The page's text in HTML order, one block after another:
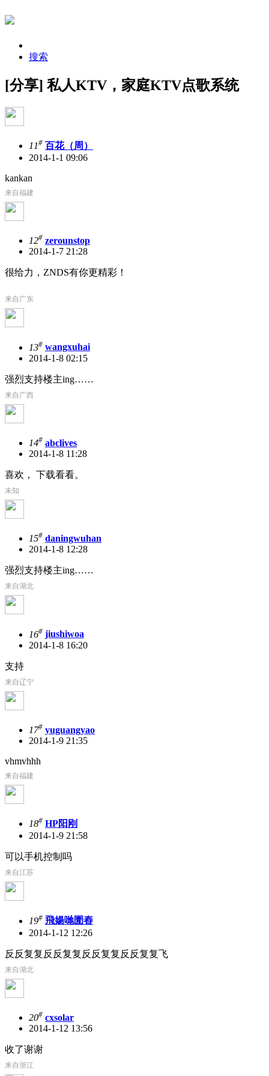
搜索
[分享] 私人KTV，家庭KTV点歌系统
11# 百花（周）
2014-1-1 09:06
kankan
来自福建
12# zerounstop
2014-1-7 21:28
很给力，ZNDS有你更精彩！
来自广东
13# wangxuhai
2014-1-8 02:15
强烈支持楼主ing……
来自广西
14# abclives
2014-1-8 11:28
喜欢， 下载看看。
未知
15# daningwuhan
2014-1-8 12:28
强烈支持楼主ing……
来自湖北
16# jiushiwoa
2014-1-8 16:20
支持
来自辽宁
17# yuguangyao
2014-1-9 21:35
vhmvhhh
来自福建
18# HP阳刚
2014-1-9 21:58
可以手机控制吗
来自江苏
19# 飛婸哋圊舂
2014-1-12 12:26
反反复复反反复复反反复复反反复复飞
来自湖北
20# cxsolar
2014-1-12 13:56
收了谢谢
来自浙江